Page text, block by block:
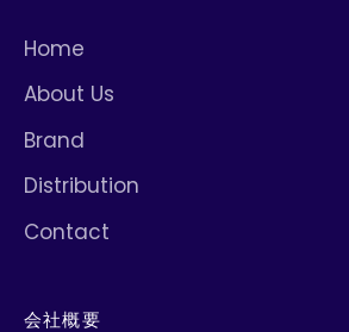
Home
About Us
Brand
Distribution
Contact
会社概要